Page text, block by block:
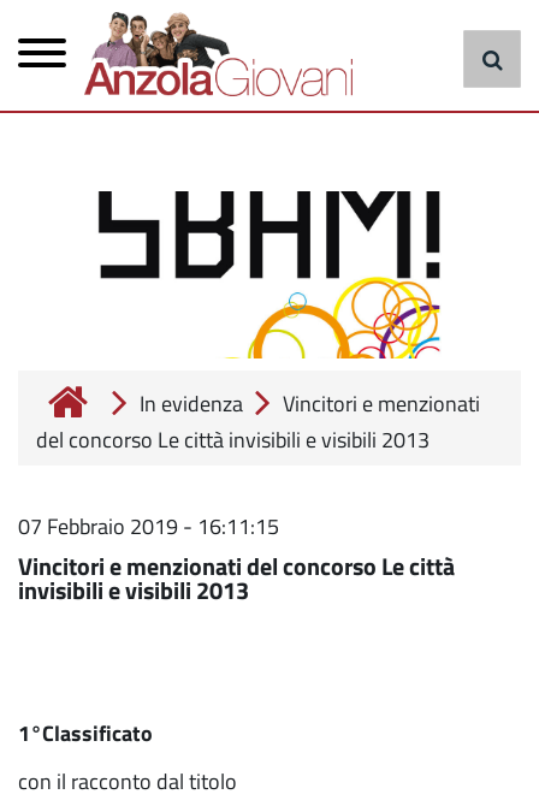
contenuto
principale
principale
cerca
In evidenza
Vincitori e menzionati
del concorso Le città invisibili e visibili 2013
07 Febbraio 2019 - 16:11:15
Vincitori e menzionati del concorso Le città
invisibili e visibili 2013
1°Classificato
con il racconto dal titolo